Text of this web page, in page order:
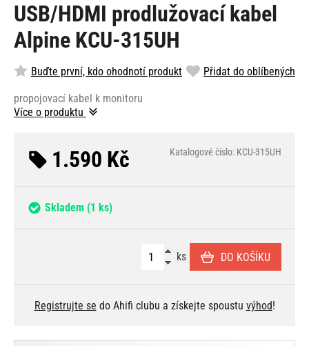
USB/HDMI prodlužovací kabel
Alpine KCU-315UH
Buďte první, kdo ohodnotí produkt Přidat do oblíbených
propojovací kabel k monitoru
Více o produktu
1.590 Kč Katalogové číslo: KCU-315UH
Skladem (1 ks)
ks DO KOŠÍKU
Registrujte se do Ahifi clubu a získejte spoustu výhod!